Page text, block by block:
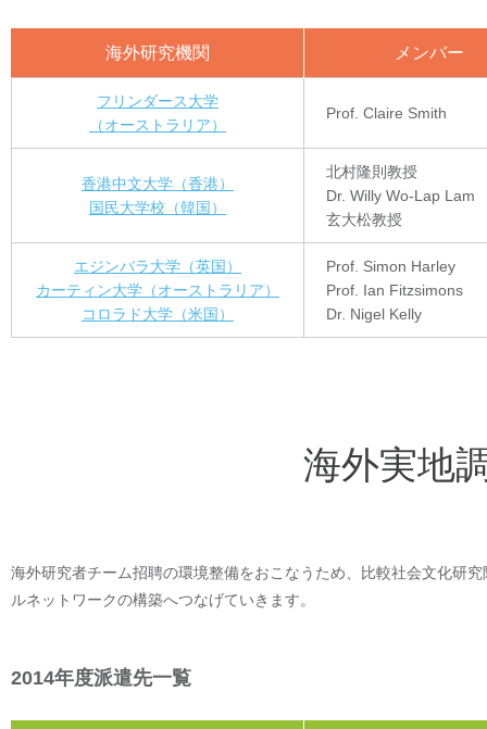
海外研究機関 メンバー
フリンダース大学
（オーストラリア）
Prof. Claire Smith
香港中文大学（香港）
国民大学校（韓国）
北村隆則教授
Dr. Willy Wo-Lap Lam
玄大松教授
エジンバラ大学（英国）
カーティン大学（オーストラリア）
コロラド大学（米国）
Prof. Simon Harley
Prof. Ian Fitzsimons
Dr. Nigel Kelly
海外実地
海外研究者チーム招聘の環境整備をおこなうため、比較社会文化研
ルネットワークの構築へつなげていきます。
2014年度派遣先一覧